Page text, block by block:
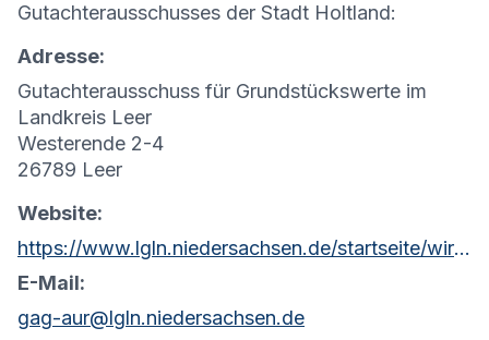
Gutachterausschusses der Stadt Holtland:
Adresse:
Gutachterausschuss für Grundstückswerte im
Landkreis Leer
Westerende 2-4
26789 Leer
Website:
https://www.lgln.niedersachsen.de/startseite/wir_uber_uns_amp_organisation/organisation_amp_kontakt/rd_aurich/geschaftsstellen_gutachterausschuss_und_umlegungsausschusse/geschaftsstelle-des-gutachterausschusses-103403.html
E-Mail:
gag-aur@lgln.niedersachsen.de